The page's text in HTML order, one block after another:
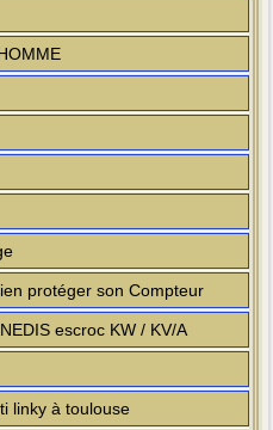
protéger son Compteur
escroc KW / KV/A
linky à toulouse